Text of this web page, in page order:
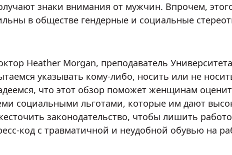
знаки внимания от мужчин. Впрочем,
в обществе гендерные и социальные
Heather Morgan, преподаватель
указывать кому-либо, носить или не
что этот обзор поможет женщинам
социальными льготами, которые им дают
законодательство, чтобы лишить
код с травматичной и неудобной обувью на